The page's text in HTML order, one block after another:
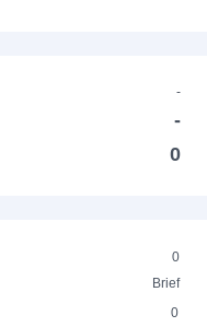
-
-
0
0
Brief
0